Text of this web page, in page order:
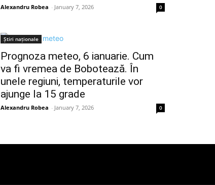
Alexandru Robea - January 7, 2026 0
Știri naționale
Prognoza meteo, 6 ianuarie. Cum
va fi vremea de Bobotează. În
unele regiuni, temperaturile vor
ajunge la 15 grade
Alexandru Robea - January 7, 2026 0